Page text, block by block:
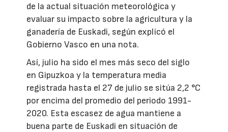
de la actual situación meteorológica y
evaluar su impacto sobre la agricultura y la
ganadería de Euskadi, según explicó el
Gobierno Vasco en una nota.
Así, julio ha sido el mes más seco del siglo
en Gipuzkoa y la temperatura media
registrada hasta el 27 de julio se sitúa 2,2 °C
por encima del promedio del periodo 1991-
2020. Esta escasez de agua mantiene a
buena parte de Euskadi en situación de